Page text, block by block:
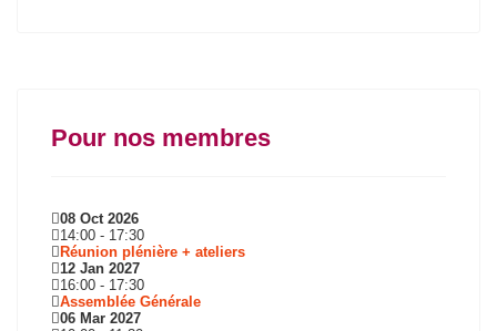
Pour nos membres
08 Oct 2026
14:00 - 17:30
Réunion plénière + ateliers
12 Jan 2027
16:00 - 17:30
Assemblée Générale
06 Mar 2027